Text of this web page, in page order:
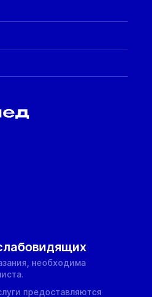
необходима
предоставляются